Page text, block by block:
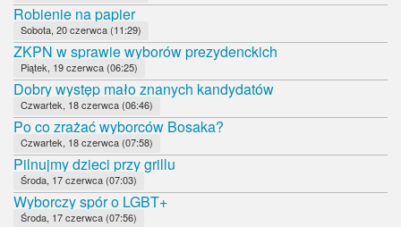
Robienie na papier
Sobota, 20 czerwca (11:29)
ZKPN w sprawie wyborów prezydenckich
Piątek, 19 czerwca (06:25)
Dobry występ mało znanych kandydatów
Czwartek, 18 czerwca (06:46)
Po co zrażać wyborców Bosaka?
Czwartek, 18 czerwca (07:58)
Pilnujmy dzieci przy grillu
Środa, 17 czerwca (07:03)
Wyborczy spór o LGBT+
Środa, 17 czerwca (07:56)